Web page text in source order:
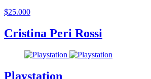
$25.000
Cristina Peri Rossi
Playstation